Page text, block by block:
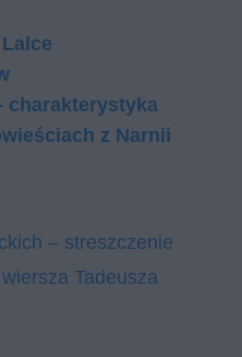
charakterystyka
z Narnii
– streszczenie
Tadeusza